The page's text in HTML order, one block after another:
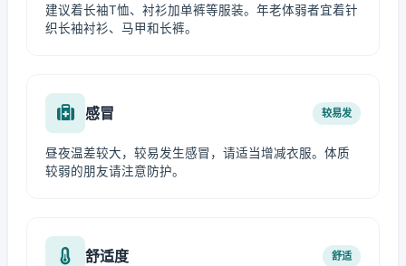
建议着长袖T恤、衬衫加单裤等服装。年老体弱者宜着针
织长袖衬衫、马甲和长裤。
感冒 较易发
昼夜温差较大，较易发生感冒，请适当增减衣服。体质
较弱的朋友请注意防护。
舒适度 舒适